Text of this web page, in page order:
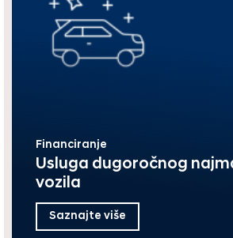
Financiranje
Usluga dugoročnog
vozila
Saznajte više